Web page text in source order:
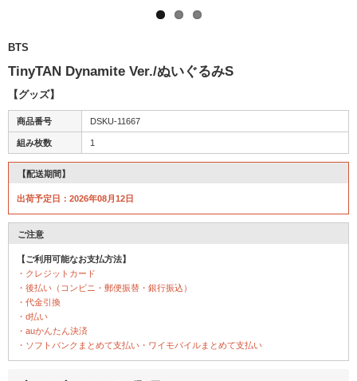
BTS
TinyTAN Dynamite Ver./ぬいぐるみS
【グッズ】
商品番号 DSKU-11667
組み枚数 1
【配送期間】
出荷予定日：2026年08月12日
ご注意
【ご利用可能なお支払方法】
・クレジットカード
・後払い（コンビニ・郵便振替・銀行振込）
・代金引換
・d払い
・auかんたん決済
・ソフトバンクまとめて支払い・ワイモバイルまとめて支払い